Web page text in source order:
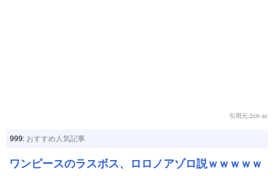
引用元:2ch.sc
999: おすすめ人気記事
ワンピースのラスボス、ロロノアゾロ説ｗｗｗｗｗ